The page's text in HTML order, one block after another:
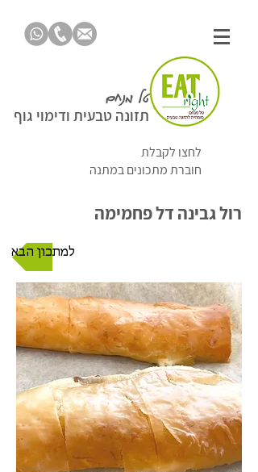
טל מנחם
תזונה טבעית ודימוי גוף
לחצו לקבלת
חוברת מתכונים במתנה
רול גבינה דל פחמימה
למתכון הבא